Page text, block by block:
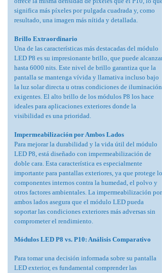
significa más píxeles por pulgada cuadrada y, como
resultado, una imagen más nítida y detallada.
Brillo Extraordinario
Una de las características más destacadas del módulo
LED P8 es su impresionante brillo, que puede alcanzar
hasta 6000 nits. Este nivel de brillo garantiza que la
pantalla se mantenga vívida y llamativa incluso bajo
la luz solar directa u otras condiciones de iluminación
exigentes. El alto brillo de los módulos P8 los hace
ideales para aplicaciones exteriores donde la
visibilidad es una prioridad.
Impermeabilización por Ambos Lados
Para mejorar la durabilidad y la vida útil del módulo
LED P8, está diseñado con impermeabilización de
doble cara. Esta característica es especialmente
importante para pantallas exteriores, ya que protege los
componentes internos contra la humedad, el polvo y
otros factores ambientales. La impermeabilización por
ambos lados asegura que el módulo LED pueda
soportar las condiciones exteriores más adversas sin
comprometer el rendimiento.
Módulos LED P8 vs. P10: Análisis Comparativo
Para tomar una decisión informada sobre su pantalla
LED exterior, es fundamental comprender las